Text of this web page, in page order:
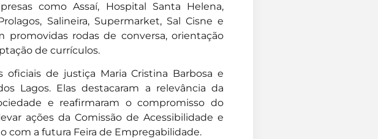
como Assaí, Hospital Santa Helena,
Salineira, Supermarket, Sal Cisne e
promovidas rodas de conversa, orientação
de currículos.
oficiais de justiça Maria Cristina Barbosa e
Lagos. Elas destacaram a relevância da
e reafirmaram o compromisso do
ações da Comissão de Acessibilidade e
com a futura Feira de Empregabilidade.